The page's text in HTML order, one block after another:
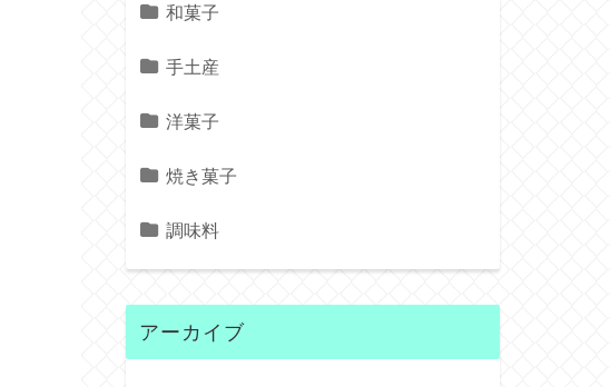
和菓子
手土産
洋菓子
焼き菓子
調味料
アーカイブ